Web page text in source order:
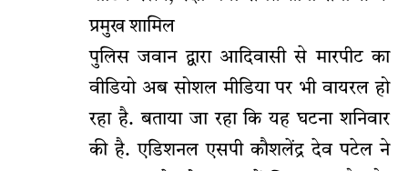
प्रमुख शामिल
पुलिस जवान द्वारा आदिवासी से मारपीट का
वीडियो अब सोशल मीडिया पर भी वायरल हो
रहा है. बताया जा रहा कि यह घटना शनिवार
की है. एडिशनल एसपी कौशलेंद्र देव पटेल ने